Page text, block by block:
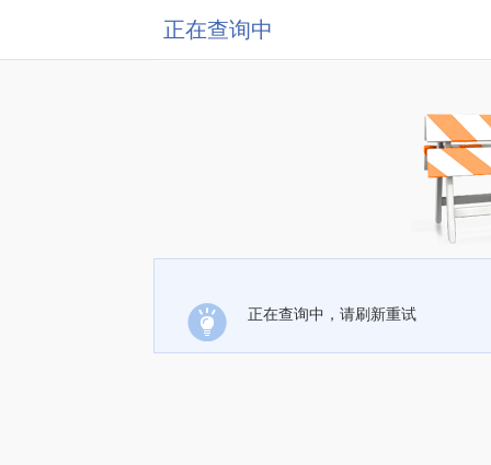
正在查询中
正在查询中，请刷新重试